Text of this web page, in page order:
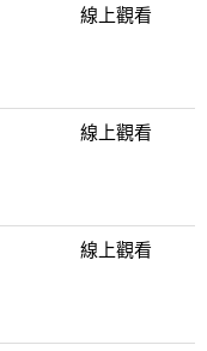
線上觀看
線上觀看
線上觀看